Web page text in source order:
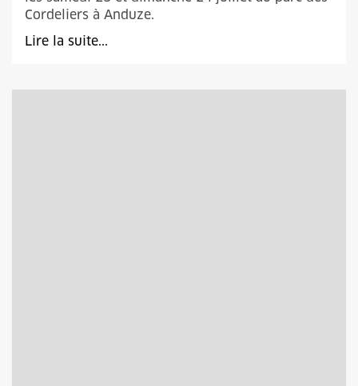
Cordeliers à Anduze.
Lire la suite...